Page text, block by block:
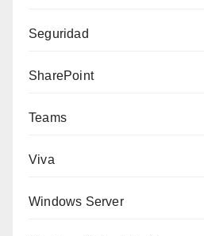
Seguridad
SharePoint
Teams
Viva
Windows Server